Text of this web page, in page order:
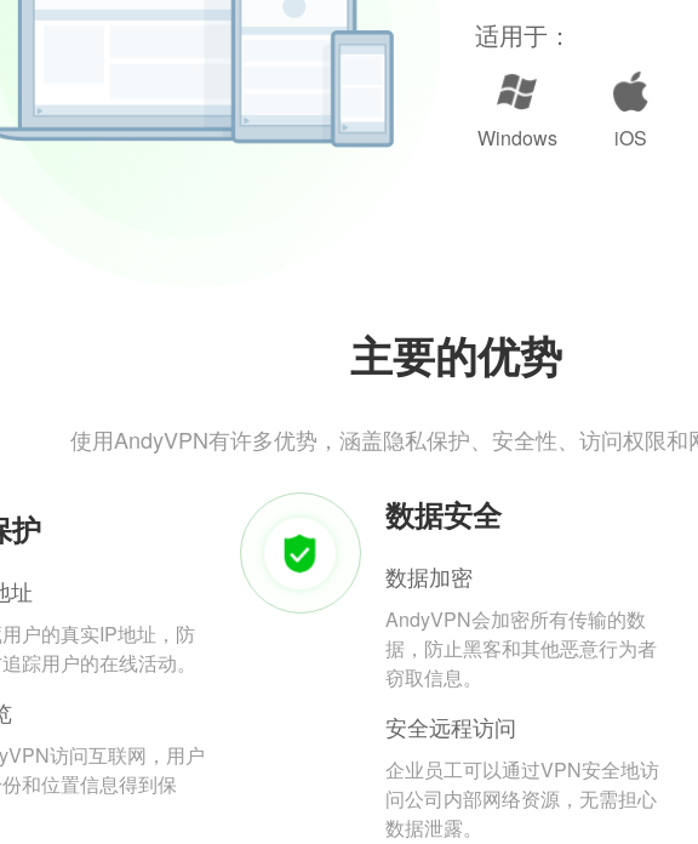
适用于：
Windows iOS
主要的优势
使用AndyVPN有许多优势，涵盖隐私保护、安全性、访问权限和
护
址
户的真实IP地址，防
踪用户的在线活动。
访问互联网，用户
和位置信息得到保
数据安全
数据加密
AndyVPN会加密所有传输的数
据，防止黑客和其他恶意行为者
窃取信息。
安全远程访问
企业员工可以通过VPN安全地访
问公司内部网络资源，无需担心
数据泄露。